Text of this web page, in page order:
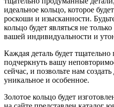
идеальное кольцо, которое
роскоши и изысканности.
кольцо будет являться не
вашей индивидуальности и
Каждая деталь будет
подчеркнуть вашу
сейчас, и позвольте нам
уникальное и особенное.
Золотое кольцо будет